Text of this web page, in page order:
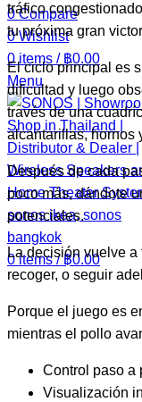
0 Compare
0Wishlist
0items / ฿0.00
Menu
0items / ฿0.00
tráfico
tu próxima gran
El ciclo principal es
dificultad y luego
través de una
alcantarillas, hornos
Después de cada
poco más, dándote
potenciales.
La decisión vuelve a
recoger, o seguir
Porque el juego es
mientras el pollo
Control paso a
Visualización